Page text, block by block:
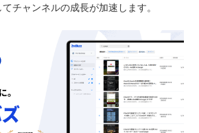
チャンネルの成長が加速します。